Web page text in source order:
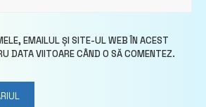
EMAILUL ȘI SITE-UL WEB ÎN ACEST
DATA VIITOARE CÂND O SĂ COMENTEZ.